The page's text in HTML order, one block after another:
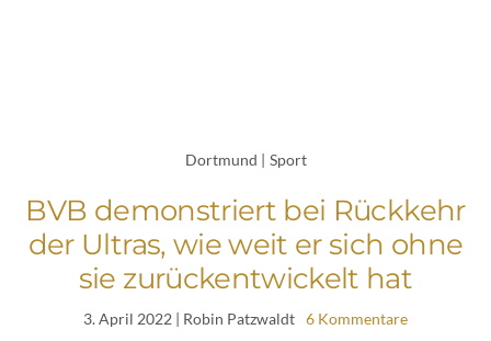
Dortmund | Sport
BVB demonstriert bei Rückkehr
der Ultras, wie weit er sich ohne
sie zurückentwickelt hat
3. April 2022 | Robin Patzwaldt 6 Kommentare